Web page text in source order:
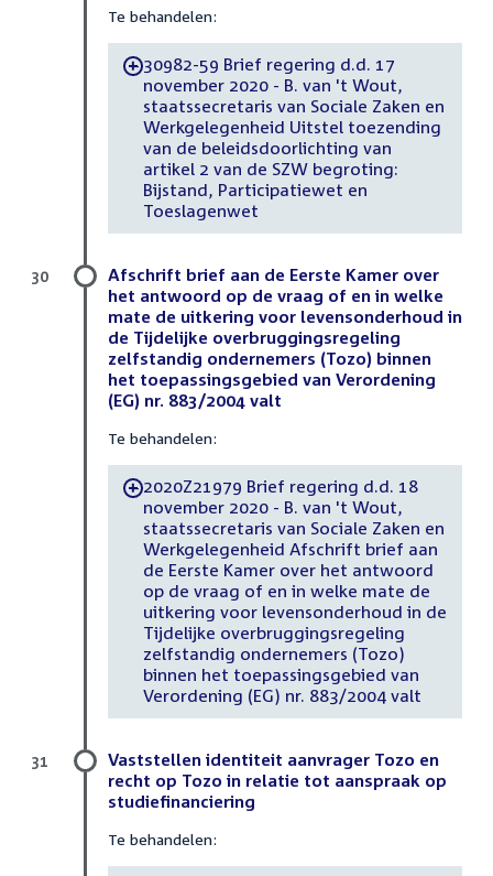
Te behandelen:
-30982-59 Brief regering d.d. 17
november 2020 - B. van 't Wout,
staatssecretaris van Sociale Zaken en
Werkgelegenheid Uitstel toezending
van de beleidsdoorlichting van
artikel 2 van de SZW begroting:
Bijstand, Participatiewet en
Toeslagenwet
Afschrift brief aan de Eerste Kamer over
het antwoord op de vraag of en in welke
mate de uitkering voor levensonderhoud in
de Tijdelijke overbruggingsregeling
zelfstandig ondernemers (Tozo) binnen
het toepassingsgebied van Verordening
(EG) nr. 883/2004 valt
Te behandelen:
-2020Z21979 Brief regering d.d. 18
november 2020 - B. van 't Wout,
staatssecretaris van Sociale Zaken en
Werkgelegenheid Afschrift brief aan
de Eerste Kamer over het antwoord
op de vraag of en in welke mate de
uitkering voor levensonderhoud in de
Tijdelijke overbruggingsregeling
zelfstandig ondernemers (Tozo)
binnen het toepassingsgebied van
Verordening (EG) nr. 883/2004 valt
30
Vaststellen identiteit aanvrager Tozo en
recht op Tozo in relatie tot aanspraak op
studiefinanciering
Te behandelen:
31